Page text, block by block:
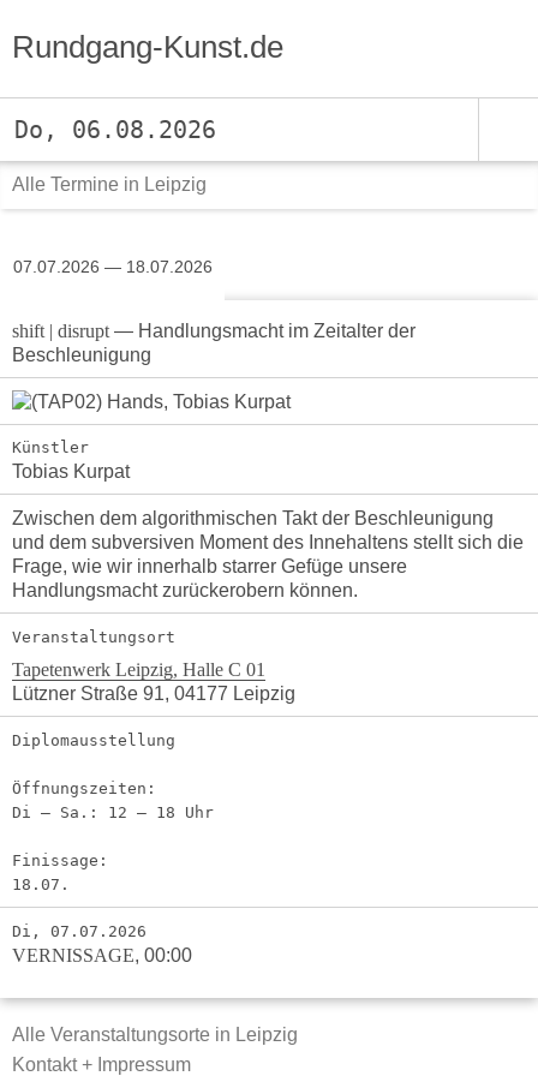
Rundgang-Kunst.de
Do, 06.08.2026
Alle Termine in Leipzig
07.07.2026 — 18.07.2026
shift | disrupt— Handlungsmacht im Zeitalter der
Beschleunigung
Künstler
Tobias Kurpat
Zwischen dem algorithmischen Takt der Beschleunigung
und dem subversiven Moment des Innehaltens stellt sich die
Frage, wie wir innerhalb starrer Gefüge unsere
Handlungsmacht zurückerobern können.
Veranstaltungsort
Tapetenwerk Leipzig, Halle C 01
Lützner Straße 91, 04177 Leipzig
Diplomausstellung
Öffnungszeiten:
Di – Sa.: 12 – 18 Uhr
Finissage:
18.07.
Di, 07.07.2026
VERNISSAGE, 00:00
Alle Veranstaltungsorte in Leipzig
Kontakt + Impressum